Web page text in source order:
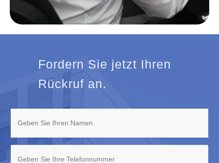
Fordern Sie jetzt Ihren
Rückruf an.